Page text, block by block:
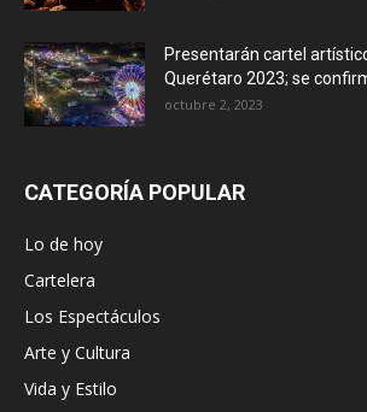
Presentarán cartel
Querétaro 2023; se
octubre 2, 2023
CATEGORÍA POPULAR
Lo de hoy
Cartelera
Los Espectáculos
Arte y Cultura
Vida y Estilo